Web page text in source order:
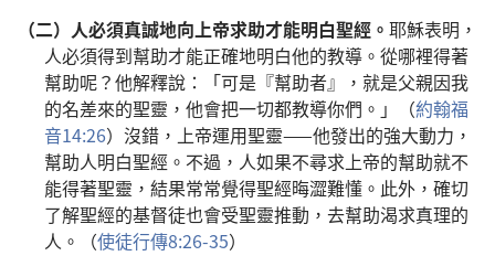
（二） 人必須真誠地向上帝求助才能明白聖經。 耶穌表明，
人必須得到幫助才能正確地明白他的教導。從哪裡得著
幫助呢？他解釋說：「可是『幫助者』，就是父親因我
的名差來的聖靈，他會把一切都教導你們。」（約翰福
音14:26）沒錯，上帝運用聖靈——他發出的強大動力，
幫助人明白聖經。不過，人如果不尋求上帝的幫助就不
能得著聖靈，結果常常覺得聖經晦澀難懂。此外，確切
了解聖經的基督徒也會受聖靈推動，去幫助渴求真理的
人。（使徒行傳8:26-35）